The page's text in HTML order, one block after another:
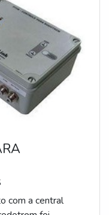
com a central